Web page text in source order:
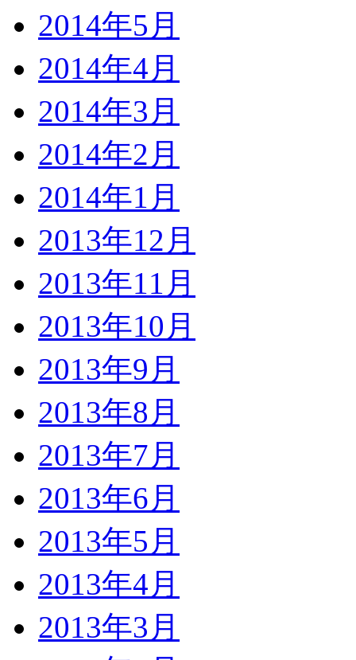
2014年5月
2014年4月
2014年3月
2014年2月
2014年1月
2013年12月
2013年11月
2013年10月
2013年9月
2013年8月
2013年7月
2013年6月
2013年5月
2013年4月
2013年3月